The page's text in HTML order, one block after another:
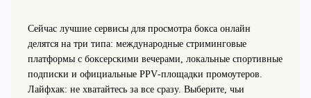
Сейчас лучшие сервисы для просмотра бокса онлайн
делятся на три типа: международные стриминговые
платформы с боксерскими вечерами, локальные спортивные
подписки и официальные PPV‑площадки промоутеров.
Лайфхак: не хватайтесь за все сразу. Выберите, чьи